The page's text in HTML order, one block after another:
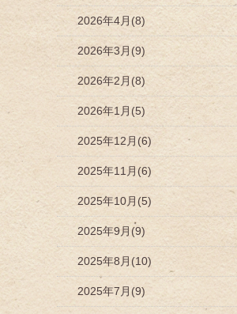
2026年4月(8)
2026年3月(9)
2026年2月(8)
2026年1月(5)
2025年12月(6)
2025年11月(6)
2025年10月(5)
2025年9月(9)
2025年8月(10)
2025年7月(9)